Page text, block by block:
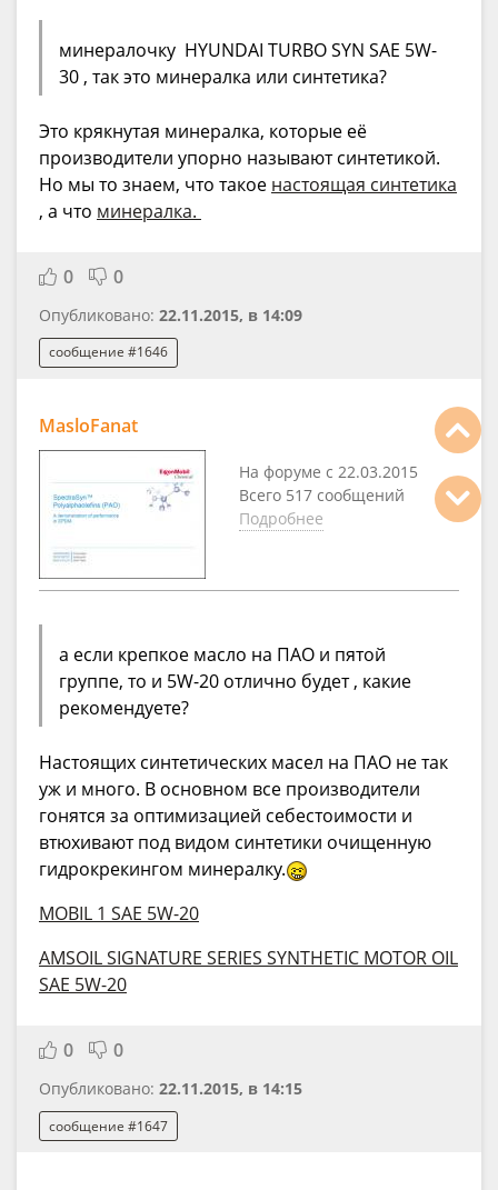
минералочку HYUNDAI TURBO SYN SAE 5W-
30 , так это минералка или синтетика?
Это крякнутая минералка, которые её
производители упорно называют синтетикой.
Но мы то знаем, что такое настоящая синтетика
, а что минералка.
0 0
Опубликовано: 22.11.2015, в 14:09
сообщение #1646
MasloFanat
На форуме с 22.03.2015
Всего 517 сообщений
Подробнее
а если крепкое масло на ПАО и пятой
группе, то и 5W-20 отлично будет , какие
рекомендуете?
Настоящих синтетических масел на ПАО не так
уж и много. В основном все производители
гонятся за оптимизацией себестоимости и
втюхивают под видом синтетики очищенную
гидрокрекингом минералку.
MOBIL 1 SAE 5W-20
AMSOIL SIGNATURE SERIES SYNTHETIC MOTOR OIL
SAE 5W-20
0 0
Опубликовано: 22.11.2015, в 14:15
сообщение #1647